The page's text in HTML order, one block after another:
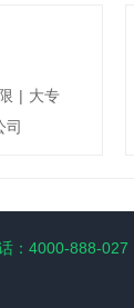
| 大专
司
：4000-888-027